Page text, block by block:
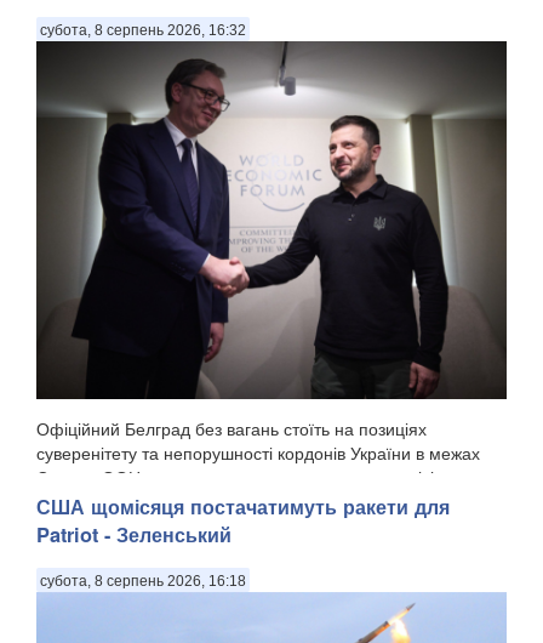
субота, 8 серпень 2026, 16:32
Офіційний Белград без вагань стоїть на позиціях
суверенітету та непорушності кордонів України в межах
Статуту ООН - жодних застережень чи компромісів у
цьому принципі немає. Про це заявив президент Сербії
Александр Вучич на спільній із президентом Воло...
США щомісяця постачатимуть ракети для
Patriot - Зеленський
субота, 8 серпень 2026, 16:18